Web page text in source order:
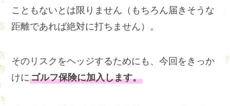
こともないとは限りません（もちろん届きそうな
距離であれば絶対に打ちません）。
そのリスクをヘッジするためにも、今回をきっか
けにゴルフ保険に加入します。